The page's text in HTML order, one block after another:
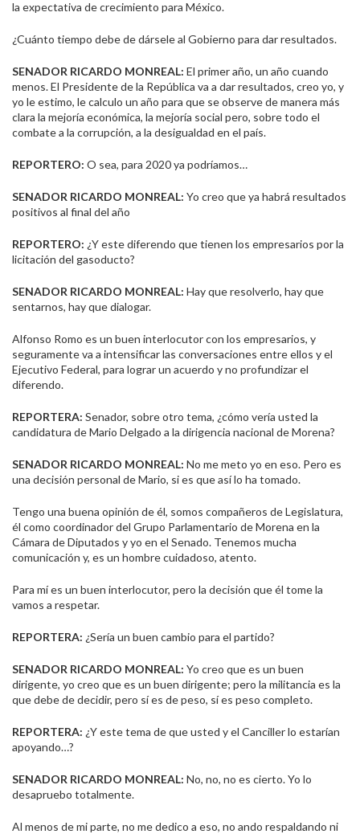
la expectativa de crecimiento para México.
¿Cuánto tiempo debe de dársele al Gobierno para dar resultados.
SENADOR RICARDO MONREAL: El primer año, un año cuando
menos. El Presidente de la República va a dar resultados, creo yo, y
yo le estimo, le calculo un año para que se observe de manera más
clara la mejoría económica, la mejoría social pero, sobre todo el
combate a la corrupción, a la desigualdad en el país.
REPORTERO: O sea, para 2020 ya podríamos…
SENADOR RICARDO MONREAL: Yo creo que ya habrá resultados
positivos al final del año
REPORTERO: ¿Y este diferendo que tienen los empresarios por la
licitación del gasoducto?
SENADOR RICARDO MONREAL: Hay que resolverlo, hay que
sentarnos, hay que dialogar.
Alfonso Romo es un buen interlocutor con los empresarios, y
seguramente va a intensificar las conversaciones entre ellos y el
Ejecutivo Federal, para lograr un acuerdo y no profundizar el
diferendo.
REPORTERA: Senador, sobre otro tema, ¿cómo vería usted la
candidatura de Mario Delgado a la dirigencia nacional de Morena?
SENADOR RICARDO MONREAL: No me meto yo en eso. Pero es
una decisión personal de Mario, si es que así lo ha tomado.
Tengo una buena opinión de él, somos compañeros de Legislatura,
él como coordinador del Grupo Parlamentario de Morena en la
Cámara de Diputados y yo en el Senado. Tenemos mucha
comunicación y, es un hombre cuidadoso, atento.
Para mí es un buen interlocutor, pero la decisión que él tome la
vamos a respetar.
REPORTERA: ¿Sería un buen cambio para el partido?
SENADOR RICARDO MONREAL: Yo creo que es un buen
dirigente, yo creo que es un buen dirigente; pero la militancia es la
que debe de decidir, pero sí es de peso, sí es peso completo.
REPORTERA: ¿Y este tema de que usted y el Canciller lo estarían
apoyando…?
SENADOR RICARDO MONREAL: No, no, no es cierto. Yo lo
desapruebo totalmente.
Al menos de mi parte, no me dedico a eso, no ando respaldando ni